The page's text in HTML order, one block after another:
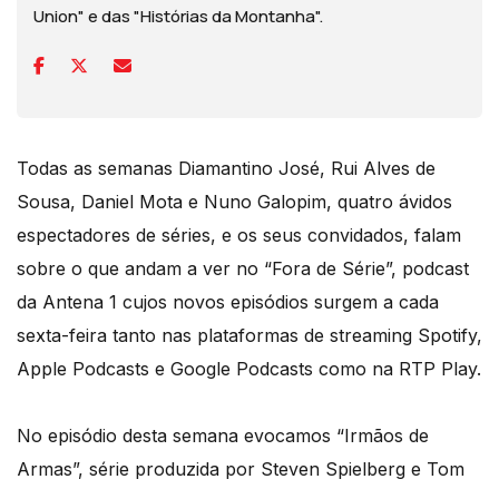
Union" e das "Histórias da Montanha".
Todas as semanas Diamantino José, Rui Alves de
Sousa, Daniel Mota e Nuno Galopim, quatro ávidos
espectadores de séries, e os seus convidados, falam
sobre o que andam a ver no “Fora de Série”, podcast
da Antena 1 cujos novos episódios surgem a cada
sexta-feira tanto nas plataformas de streaming Spotify,
Apple Podcasts e Google Podcasts como na RTP Play.
No episódio desta semana evocamos “Irmãos de
Armas”, série produzida por Steven Spielberg e Tom